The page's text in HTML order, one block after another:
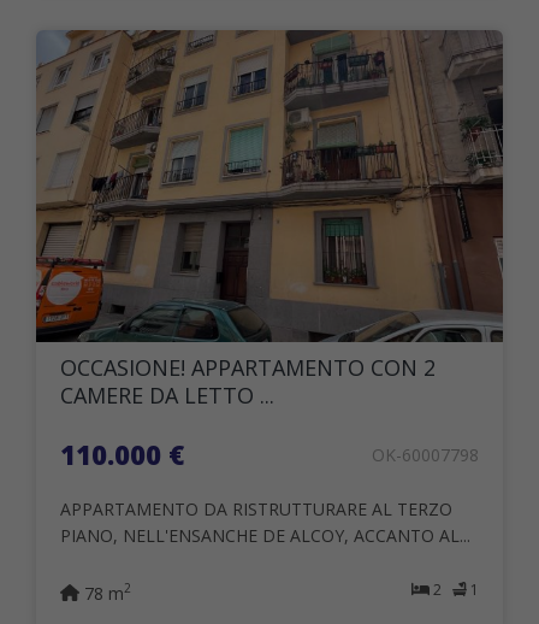
OCCASIONE! APPARTAMENTO CON 2
CAMERE DA LETTO ...
110.000 € OK-60007798
APPARTAMENTO DA RISTRUTTURARE AL TERZO
PIANO, NELL'ENSANCHE DE ALCOY, ACCANTO AL...
2 1
78 m2